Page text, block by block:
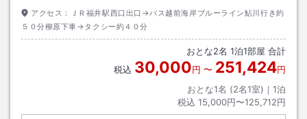
アクセス：
ＪＲ福井駅西口出口→バス越前海岸ブルーライン鮎川行き約
５０分柳原下車→タクシー約４０分
おとな2名 1泊1部屋 合計
税込 30,000円 〜 251,424円
おとな1名 (2名1室)｜ 1泊
税込 15,000円〜125,712円